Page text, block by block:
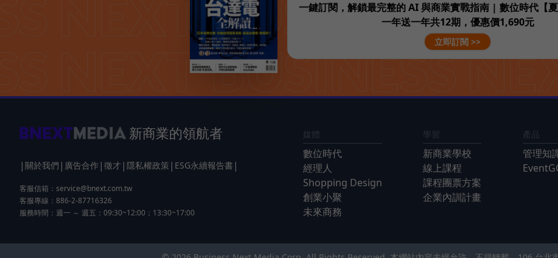
一鍵訂閱，解鎖最完整的 AI 與商業實戰指南 | 數位時代【
一年送一年共12期，優惠價1,690元
立即訂閱 >>
新商業的領航者
| 關於我們 | 廣告合作 | 徵才 | 隱私權政策 | ESG永續報告書 |
客服信箱： service@bnext.com.tw
客服專線：886-2-87716326
服務時間：週一 ～ 週五：09:30~12:00；13:30~17:00
媒體
數位時代
經理人
Shopping Design
創業小聚
未來商務
學習
新商業學校
線上課程
課程團票方案
企業內訓計畫
產品
管理知